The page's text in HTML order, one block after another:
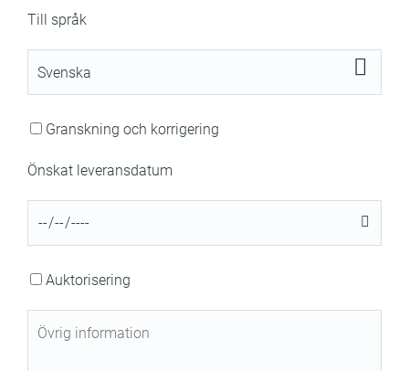
Till språk
Granskning och korrigering
Önskat leveransdatum
Auktorisering